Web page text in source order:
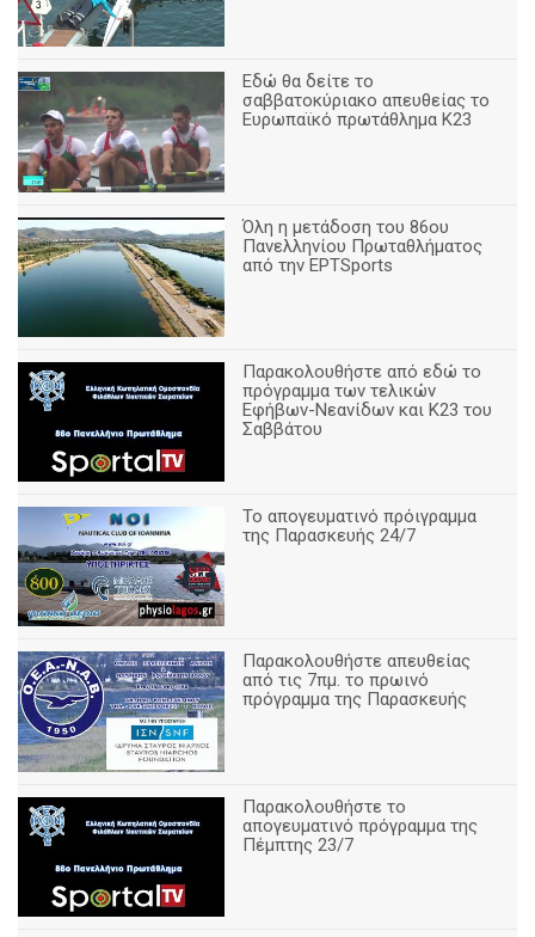
Εδώ θα δείτε το
σαββατοκύριακο απευθείας το
Ευρωπαϊκό πρωτάθλημα Κ23
Όλη η μετάδοση του 86ου
Πανελληνίου Πρωταθλήματος
από την ΕΡΤSports
Παρακολουθήστε από εδώ το
πρόγραμμα των τελικών
Εφήβων-Νεανίδων και Κ23 του
Σαββάτου
Το απογευματινό πρόιγραμμα
της Παρασκευής 24/7
Παρακολουθήστε απευθείας
από τις 7πμ. το πρωινό
πρόγραμμα της Παρασκευής
Παρακολουθήστε το
απογευματινό πρόγραμμα της
Πέμπτης 23/7